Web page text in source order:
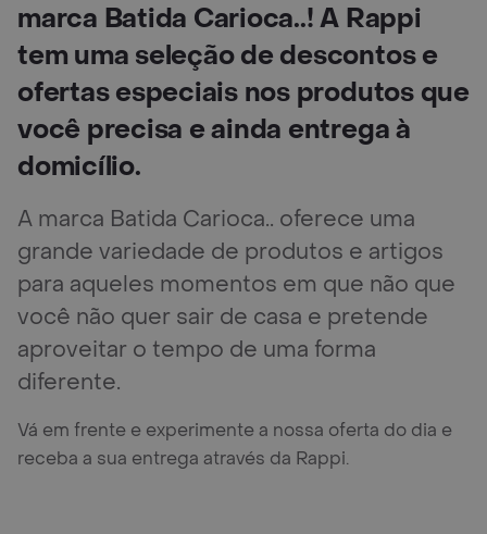
marca Batida Carioca..! A Rappi
tem uma seleção de descontos e
ofertas especiais nos produtos que
você precisa e ainda entrega à
domicílio.
A marca Batida Carioca.. oferece uma
grande variedade de produtos e artigos
para aqueles momentos em que não que
você não quer sair de casa e pretende
aproveitar o tempo de uma forma
diferente.
Vá em frente e experimente a nossa oferta do dia e
receba a sua entrega através da Rappi.